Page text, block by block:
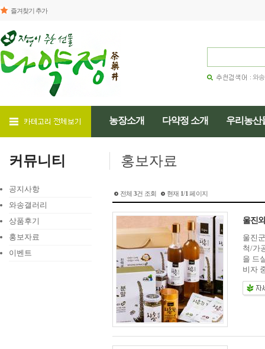
즐겨찾기 추가
와
농장소개 다약정 소개 우리농산
커뮤니티
공지사항
와송갤러리
상품후기
홍보자료
이벤트
홍보자료
전체 3건 조회 현재 1/1 페이지
울진
울진
척/가
을 드
비자